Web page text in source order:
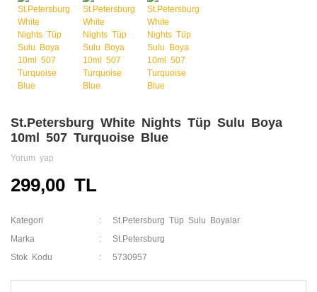
St.Petersburg White Nights Tüp Sulu Boya
10ml 507 Turquoise Blue
Yorum yap
299,00 TL
Kategori St.Petersburg Tüp Sulu Boyalar
Marka St.Petersburg
Stok Kodu 5730957